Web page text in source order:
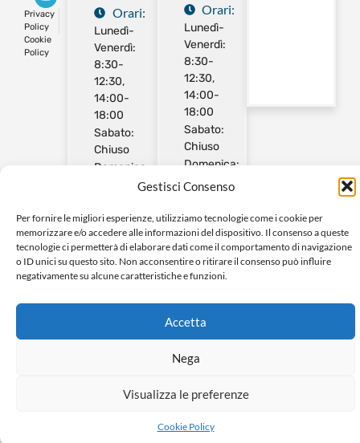
Gestisci Consenso
Per fornire le migliori esperienze, utilizziamo tecnologie come i cookie per
memorizzare e/o accedere alle informazioni del dispositivo. Il consenso a queste
tecnologie ci permetterà di elaborare dati come il comportamento di navigazione
o ID unici su questo sito. Non acconsentire o ritirare il consenso può influire
negativamente su alcune caratteristiche e funzioni.
Accetta
Nega
Visualizza le preferenze
Cookie Policy
Privacy
Policy
Cookie
Policy
Orari:
Lunedì-
Venerdì:
8:30-
12:30,
14:00-
18:00
Sabato:
Chiuso
Domenica:
Orari:
Lunedì-
Venerdì:
8:30-
12:30,
14:00-
18:00
Sabato:
Chiuso
Domenica:
Chiuso
© 2024 Tutti i diritti riservati a ZINI IMPIANTI SRL